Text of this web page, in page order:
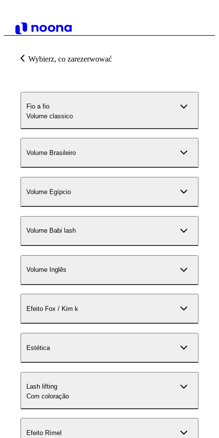
Wybierz, co zarezerwować
Fio a fio
Volume classico
Volume Brasileiro
Volume Egípcio
Volume Babi lash
Volume Inglês
Efeito Fox / Kim k
Estética
Lash lifting
Com coloração
Efeito Rímel